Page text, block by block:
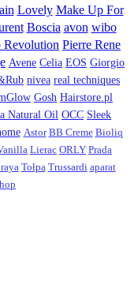
Lovely Make Up For
Boscia avon wibo
Revolution Pierre Rene
Avene Celia EOS Giorgio
nivea real techniques
Gosh Hairstore.pl
Natural Oil OCC Sleek
Astor BB Creme Bioliq
Lierac ORLY Prada
Tołpa Trussardi aparat